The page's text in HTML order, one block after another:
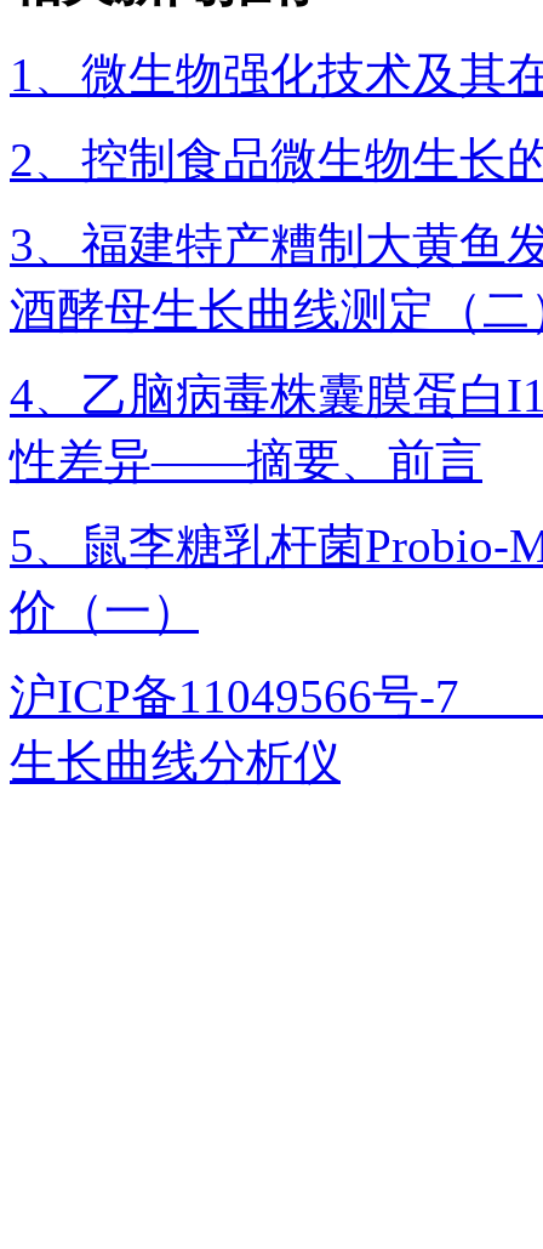
1、微生物强化技术及其
2、控制食品微生物生长
3、福建特产糟制大黄鱼
酒酵母生长曲线测定（二
4、乙脑病毒株囊膜蛋白
性差异——摘要、前言
5、鼠李糖乳杆菌Probio-
价（一）
沪ICP备11049566号
生长曲线分析仪